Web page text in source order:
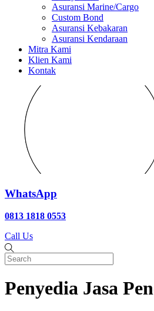
Asuransi Marine/Cargo
Custom Bond
Asuransi Kebakaran
Asuransi Kendaraan
Mitra Kami
Klien Kami
Kontak
WhatsApp
0813 1818 0553
Call Us
Penyedia Jasa